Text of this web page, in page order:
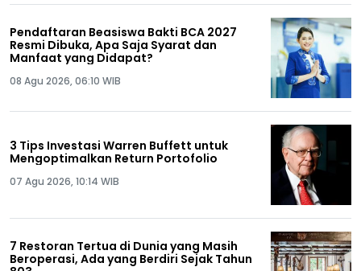
Pendaftaran Beasiswa Bakti BCA 2027
Resmi Dibuka, Apa Saja Syarat dan
Manfaat yang Didapat?
08 Agu 2026, 06:10 WIB
3 Tips Investasi Warren Buffett untuk
Mengoptimalkan Return Portofolio
07 Agu 2026, 10:14 WIB
7 Restoran Tertua di Dunia yang Masih
Beroperasi, Ada yang Berdiri Sejak Tahun